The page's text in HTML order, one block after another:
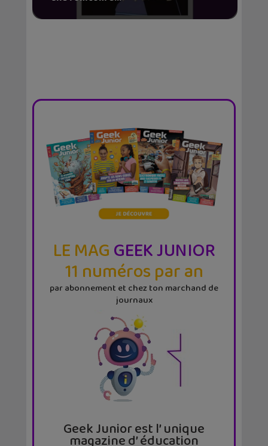
LE MAGGEEK JUNIOR
11 numéros par an
par abonnement et chez ton marchand de
journaux
Geek Junior est l’ unique
magazine d’ éducation